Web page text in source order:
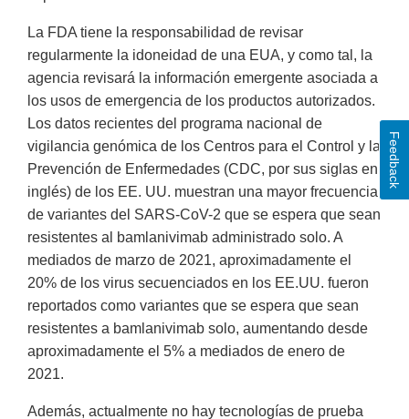
La FDA tiene la responsabilidad de revisar
regularmente la idoneidad de una EUA, y como tal, la
agencia revisará la información emergente asociada a
los usos de emergencia de los productos autorizados.
Los datos recientes del programa nacional de
vigilancia genómica de los Centros para el Control y la
Prevención de Enfermedades (CDC, por sus siglas en
inglés) de los EE. UU. muestran una mayor frecuencia
de variantes del SARS-CoV-2 que se espera que sean
resistentes al bamlanivimab administrado solo. A
mediados de marzo de 2021, aproximadamente el
20% de los virus secuenciados en los EE.UU. fueron
reportados como variantes que se espera que sean
resistentes a bamlanivimab solo, aumentando desde
aproximadamente el 5% a mediados de enero de
2021.
Además, actualmente no hay tecnologías de prueba
Feedback